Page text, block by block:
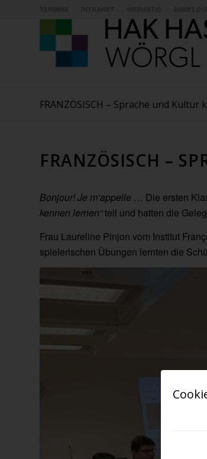
FRANZÖSISCH – Sprache und Kultur
FRANZÖSISCH –
Bonjour! Je m’appelle … Die ersten
kennen lernen“teil und hatten die
Frau Laureline Pinjon vom Institut
spielerischen Übungen lernten die